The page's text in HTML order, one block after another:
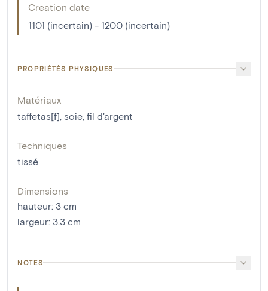
Creation date
1101 (incertain) - 1200 (incertain)
PROPRIÉTÉS PHYSIQUES
Matériaux
taffetas[f], soie, fil d'argent
Techniques
tissé
Dimensions
hauteur: 3 cm
largeur: 3.3 cm
NOTES